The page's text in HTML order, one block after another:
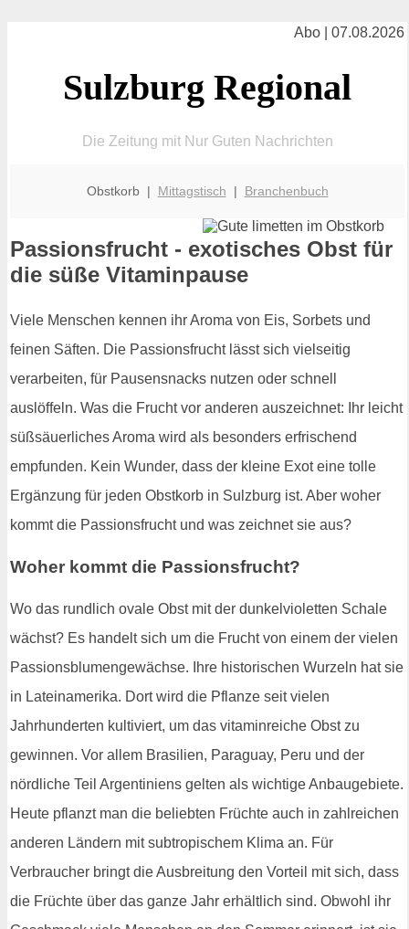
Abo | 07.08.2026
Sulzburg Regional
Die Zeitung mit Nur Guten Nachrichten
Obstkorb | Mittagstisch | Branchenbuch
Passionsfrucht - exotisches Obst für
die süße Vitaminpause
Viele Menschen kennen ihr Aroma von Eis, Sorbets und
feinen Säften. Die Passionsfrucht lässt sich vielseitig
verarbeiten, für Pausensnacks nutzen oder schnell
auslöffeln. Was die Frucht vor anderen auszeichnet: Ihr leicht
süßsäuerliches Aroma wird als besonders erfrischend
empfunden. Kein Wunder, dass der kleine Exot eine tolle
Ergänzung für jeden Obstkorb in Sulzburg ist. Aber woher
kommt die Passionsfrucht und was zeichnet sie aus?
Woher kommt die Passionsfrucht?
Wo das rundlich ovale Obst mit der dunkelvioletten Schale
wächst? Es handelt sich um die Frucht von einem der vielen
Passionsblumengewächse. Ihre historischen Wurzeln hat sie
in Lateinamerika. Dort wird die Pflanze seit vielen
Jahrhunderten kultiviert, um das vitaminreiche Obst zu
gewinnen. Vor allem Brasilien, Paraguay, Peru und der
nördliche Teil Argentiniens gelten als wichtige Anbaugebiete.
Heute pflanzt man die beliebten Früchte auch in zahlreichen
anderen Ländern mit subtropischem Klima an. Für
Verbraucher bringt die Ausbreitung den Vorteil mit sich, dass
die Früchte über das ganze Jahr erhältlich sind. Obwohl ihr